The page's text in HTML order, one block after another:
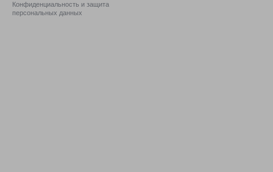
Конфиденциальность и защита
персональных данных